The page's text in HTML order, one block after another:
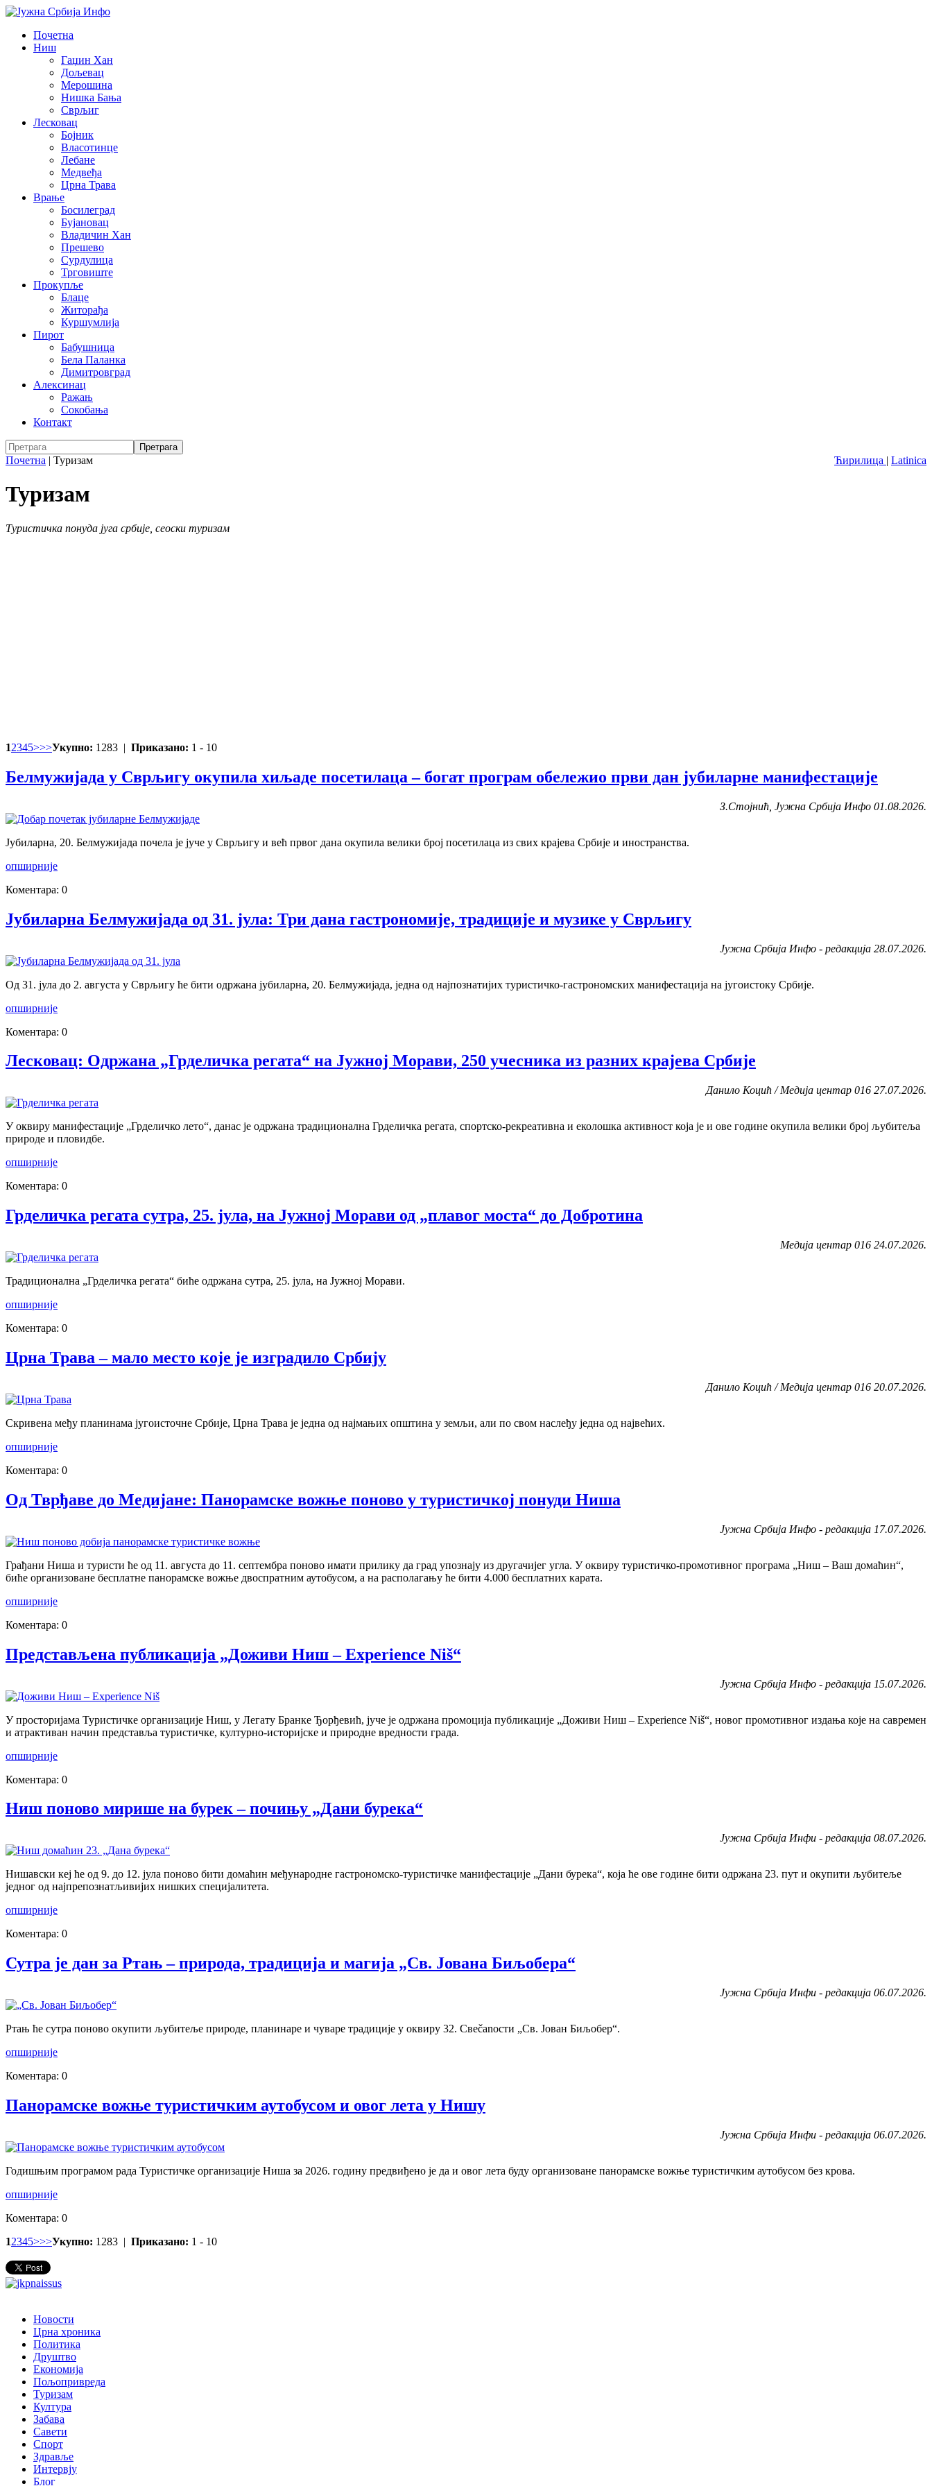
Почетна
Ниш
Гаџин Хан
Дољевац
Мерошина
Нишка Бања
Сврљиг
Лесковац
Бојник
Власотинце
Лебане
Медвеђа
Црна Трава
Врање
Босилеград
Бујановац
Владичин Хан
Прешево
Сурдулица
Трговиште
Прокупље
Блаце
Житорађа
Куршумлија
Пирот
Бабушница
Бела Паланка
Димитровград
Алексинац
Ражањ
Сокобања
Контакт
Ћирилица | Latinica
Почетна | Туризам
Туризам
Туристичка понуда југа србије, сеоски туризам
12345>>>Укупно: 1283 | Приказано: 1 - 10
Белмужијада у Сврљигу окупила хиљаде посетилаца – богат програм обележио први дан јубиларне манифестације
З.Стојнић, Јужна Србија Инфо 01.08.2026.
Јубиларна, 20. Белмужијада почела је јуче у Сврљигу и већ првог дана окупила велики број посетилаца из свих крајева Србије и иностранства.
опширније
Коментара: 0
Јубиларна Белмужијада од 31. јула: Три дана гастрономије, традиције и музике у Сврљигу
Јужна Србија Инфо - редакција 28.07.2026.
Од 31. јула до 2. августа у Сврљигу ће бити одржана јубиларна, 20. Белмужијада, једна од најпознатијих туристичко-гастрономских манифестација на југоистоку Србије.
опширније
Коментара: 0
Лесковац: Одржана „Грделичка регата“ на Јужној Морави, 250 учесника из разних крајева Србије
Данило Коцић / Медија центар 016 27.07.2026.
У оквиру манифестације „Грделичко лето“, данас је одржана традиционална Грделичка регата, спортско-рекреативна и еколошка активност која је и ове године окупила велики број љубитеља
природе и пловидбе.
опширније
Коментара: 0
Грделичка регата сутра, 25. јула, на Јужној Морави од „плавог моста“ до Добротина
Медија центар 016 24.07.2026.
Традиционална „Грделичка регата“ биће одржана сутра, 25. јула, на Јужној Морави.
опширније
Коментара: 0
Црна Трава – мало место које је изградило Србију
Данило Коцић / Медија центар 016 20.07.2026.
Скривена међу планинама југоисточне Србије, Црна Трава је једна од најмањих општина у земљи, али по свом наслеђу једна од највећих.
опширније
Коментара: 0
Од Тврђаве до Медијане: Панорамске вожње поново у туристичкој понуди Ниша
Јужна Србија Инфо - редакција 17.07.2026.
Грађани Ниша и туристи ће од 11. августа до 11. септембра поново имати прилику да град упознају из другачијег угла. У оквиру туристичко-промотивног програма „Ниш – Ваш домаћин“,
биће организоване бесплатне панорамске вожње двоспратним аутобусом, а на располагању ће бити 4.000 бесплатних карата.
опширније
Коментара: 0
Представљена публикација „Доживи Ниш – Experience Niš“
Јужна Србија Инфо - редакција 15.07.2026.
У просторијама Туристичке организације Ниш, у Легату Бранке Ђорђевић, јуче је одржана промоција публикације „Доживи Ниш – Experience Niš“, новог промотивног издања које на савремен
и атрактиван начин представља туристичке, културно-историјске и природне вредности града.
опширније
Коментара: 0
Ниш поново мирише на бурек – почињу „Дани бурека“
Јужна Србија Инфи - редакција 08.07.2026.
Нишавски кеј ће од 9. до 12. јула поново бити домаћин међународне гастрономско-туристичке манифестације „Дани бурека“, која ће ове године бити одржана 23. пут и окупити љубитеље
једног од најпрепознатљивијих нишких специјалитета.
опширније
Коментара: 0
Сутра је дан за Ртањ – природа, традиција и магија „Св. Јована Биљобера“
Јужна Србија Инфи - редакција 06.07.2026.
Ртањ ће сутра поново окупити љубитеље природе, планинаре и чуваре традиције у оквиру 32. Свеčanости „Св. Јован Биљобер“.
опширније
Коментара: 0
Панорамске вожње туристичким аутобусом и овог лета у Нишу
Јужна Србија Инфи - редакција 06.07.2026.
Годишњим програмом рада Туристичке организације Ниша за 2026. годину предвиђено је да и овог лета буду организоване панорамске вожње туристичким аутобусом без крова.
опширније
Коментара: 0
12345>>>Укупно: 1283 | Приказано: 1 - 10
Новости
Црна хроника
Политика
Друштво
Економија
Пољопривреда
Туризам
Култура
Забава
Савети
Спорт
Здравље
Интервју
Блог